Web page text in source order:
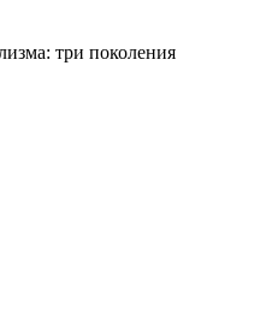
три поколения